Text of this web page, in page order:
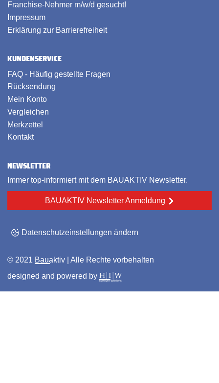
Franchise-Nehmer m/w/d gesucht!
Impressum
Erklärung zur Barrierefreiheit
KUNDENSERVICE
FAQ - Häufig gestellte Fragen
Rücksendung
Mein Konto
Vergleichen
Merkzettel
Kontakt
NEWSLETTER
Immer top-informiert mit dem BAUAKTIV Newsletter.
BAUAKTIV Newsletter Anmeldung
Datenschutzeinstellungen ändern
© 2021 Bauaktiv | Alle Rechte vorbehalten
designed and powered by